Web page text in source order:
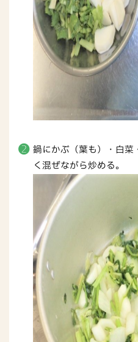
鍋にかぶ（葉も）・白
く混ぜながら炒める。